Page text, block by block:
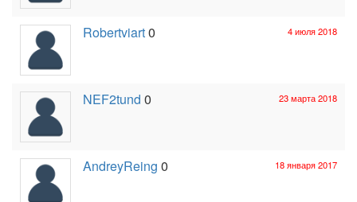
4 июля 2018
Robertviart0
23 марта 2018
NEF2tund 0
18 января 2017
AndreyReing 0